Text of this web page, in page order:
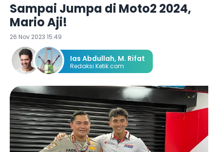
Sampai Jumpa di Moto2 2024,
Mario Aji!
26 Nov 2023 15:49
Ias Abdullah, M. Rifat
Redaksi Ketik.com